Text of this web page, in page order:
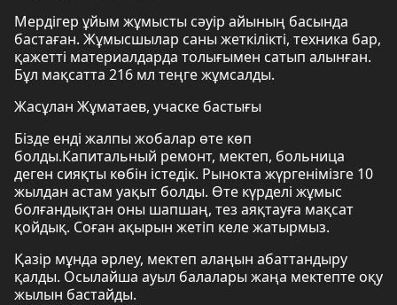
Мердігер ұйым жұмысты сәуір айының басында
бастаған. Жұмысшылар саны жеткілікті, техника бар,
қажетті материалдарда толығымен сатып алынған.
Бұл мақсатта 216 мл теңге жұмсалды.
Жасұлан Жұматаев, учаске бастығы
Бізде енді жалпы жобалар өте көп
болды.Капитальный ремонт, мектеп, больница
деген сияқты көбін істедік. Рынокта жүргенімізге 10
жылдан астам уақыт болды. Өте күрделі жұмыс
болғандықтан оны шапшаң, тез аяқтауға мақсат
қойдық. Соған ақырын жетіп келе жатырмыз.
Қазір мұнда әрлеу, мектеп алаңын абаттандыру
қалды. Осылайша ауыл балалары жаңа мектепте оқу
жылын бастайды.